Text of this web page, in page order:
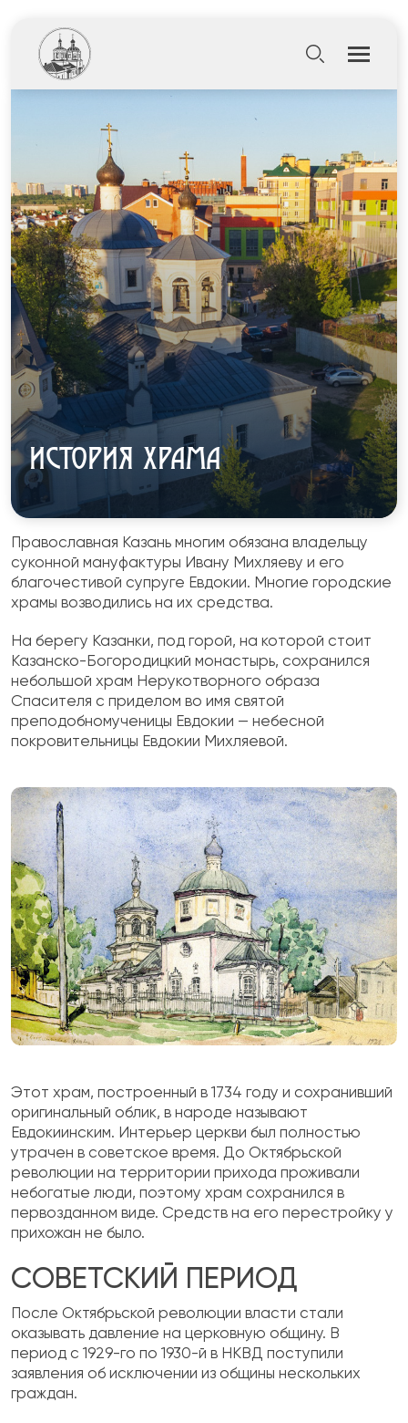
ИСТОРИЯ ХРАМА
Православная Казань многим обязана владельцу
суконной мануфактуры Ивану Михляеву и его
благочестивой супруге Евдокии. Многие городские
храмы возводились на их средства.
На берегу Казанки, под горой, на которой стоит
Казанско-Богородицкий монастырь, сохранился
небольшой храм Нерукотворного образа
Спасителя с приделом во имя святой
преподобномученицы Евдокии — небесной
покровительницы Евдокии Михляевой.
Этот храм, построенный в 1734 году и сохранивший
оригинальный облик, в народе называют
Евдокиинским. Интерьер церкви был полностью
утрачен в советское время. До Октябрьской
революции на территории прихода проживали
небогатые люди, поэтому храм сохранился в
первозданном виде. Средств на его перестройку у
прихожан не было.
СОВЕТСКИЙ ПЕРИОД
После Октябрьской революции власти стали
оказывать давление на церковную общину. В
период с 1929-го по 1930-й в НКВД поступили
заявления об исключении из общины нескольких
граждан.